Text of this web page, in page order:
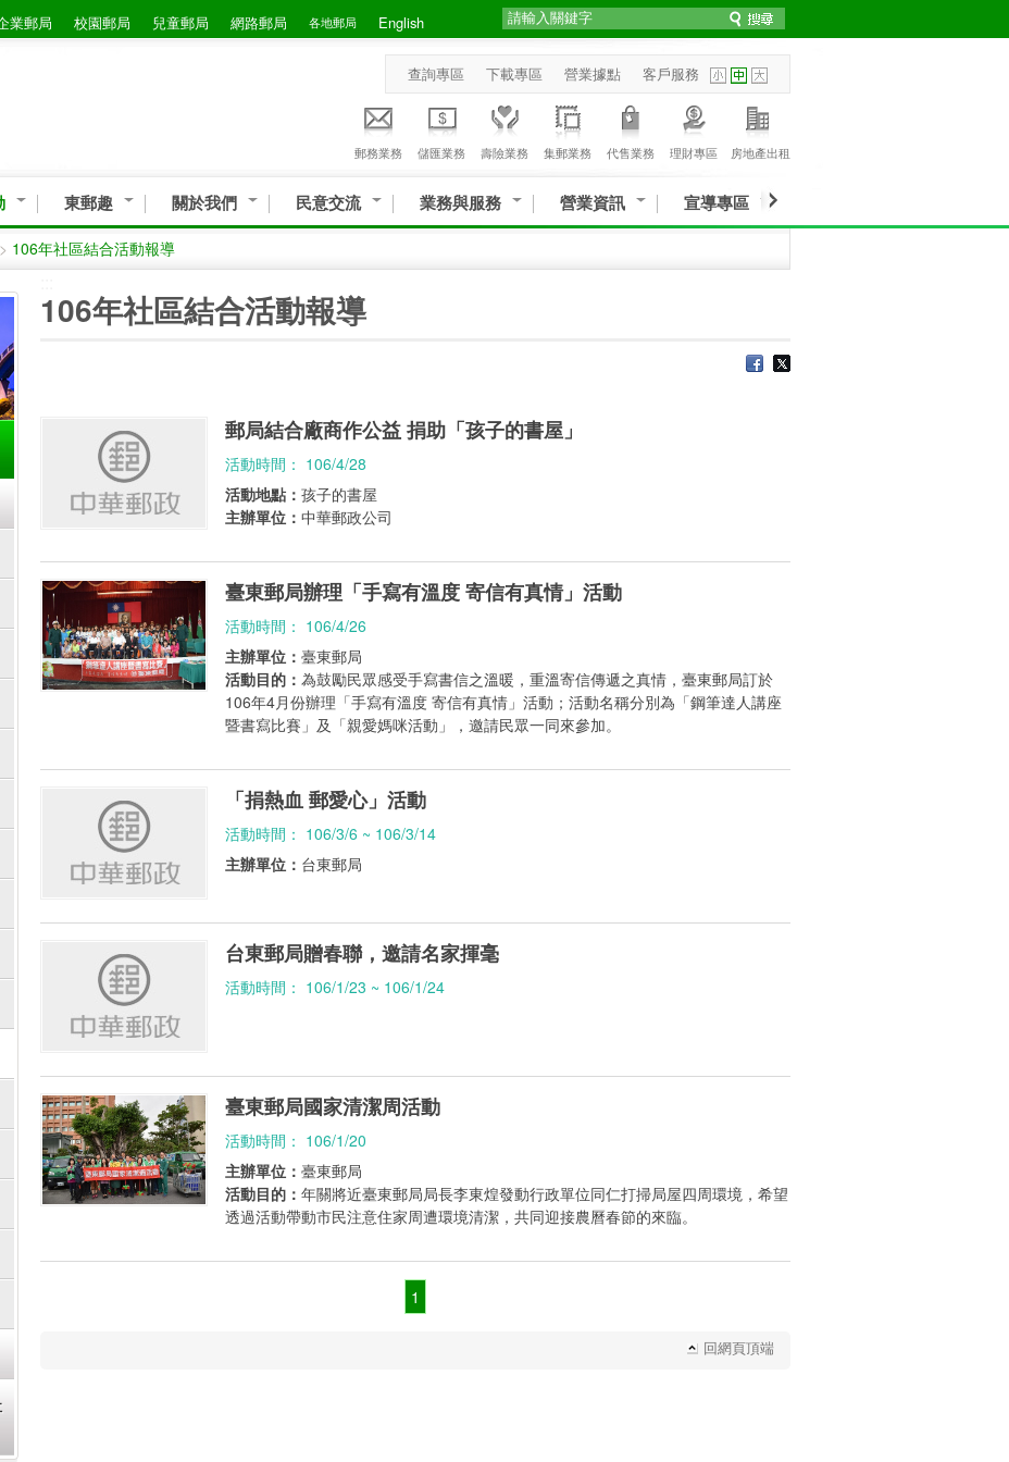
業郵局 校園郵局 兒童郵局 網路郵局 各地郵局 English
查詢專區 下載專區 營業據點 客戶服務
郵務業務 儲匯業務 壽險業務 集郵業務 代售業務 理財專區 房地產出租
東郵趣 關於我們 民意交流 業務與服務 營業資訊 宣導專區
> 106年社區結合活動報導
106年社區結合活動報導
郵局結合廠商作公益 捐助「孩子的書屋」
活動時間： 106/4/28
活動地點： 孩子的書屋
主辦單位： 中華郵政公司
臺東郵局辦理「手寫有溫度 寄信有真情」活動
活動時間： 106/4/26
主辦單位： 臺東郵局
活動目的： 為鼓勵民眾感受手寫書信之溫暖，重溫寄信傳遞之真情，臺東郵局訂於
106年4月份辦理「手寫有溫度 寄信有真情」活動；活動名稱分別為「鋼筆達人講座
暨書寫比賽」及「親愛媽咪活動」，邀請民眾一同來參加。
「捐熱血 郵愛心」活動
活動時間： 106/3/6 ~ 106/3/14
主辦單位： 台東郵局
台東郵局贈春聯，邀請名家揮毫
活動時間： 106/1/23 ~ 106/1/24
臺東郵局國家清潔周活動
活動時間： 106/1/20
主辦單位： 臺東郵局
活動目的： 年關將近臺東郵局局長李東煌發動行政單位同仁打掃局屋四周環境，希望
透過活動帶動市民注意住家周遭環境清潔，共同迎接農曆春節的來臨。
1
回網頁頂端